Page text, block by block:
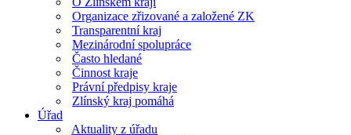
Organizace zřizované a založené ZK
Transparentní kraj
Mezinárodní spolupráce
Často hledané
Činnost kraje
Právní předpisy kraje
Zlínský kraj pomáhá
Úřad
Aktuality z úřadu